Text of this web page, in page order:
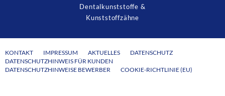
Dentalkunststoffe &
Kunststoffzähne
KONTAKT IMPRESSUM AKTUELLES
DATENSCHUTZ
DATENSCHUTZHINWEIS FÜR KUNDEN
DATENSCHUTZHINWEISE BEWERBER
COOKIE-RICHTLINIE (EU)